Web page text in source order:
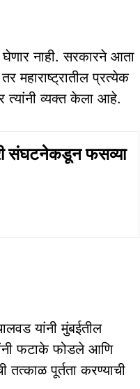
घेणार नाही. सरकारने आता
महाराष्ट्रातील प्रत्येक
त्यांनी व्यक्त केला आहे.
फसव्या
यांनी मुंबईतील
फटाके फोडले आणि
तत्काळ पूर्तता करण्याची